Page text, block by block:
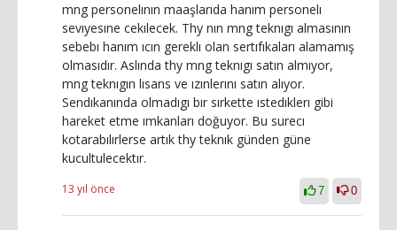
mng personelının maaşlarıda hanım personelı
sevıyesıne cekılecek. Thy nın mng teknıgı almasının
sebebı hanım ıcın gereklı olan sertıfıkaları alamamış
olmasıdır. Aslında thy mng teknıgı satın almıyor,
mng teknıgın lısans ve ızınlerını satın alıyor.
Sendıkanında olmadıgı bır sırkette ıstedıklerı gibi
hareket etme ımkanları doğuyor. Bu surecı
kotarabılırlerse artık thy teknık günden güne
kucultulecektır.
13 yıl önce 7 0